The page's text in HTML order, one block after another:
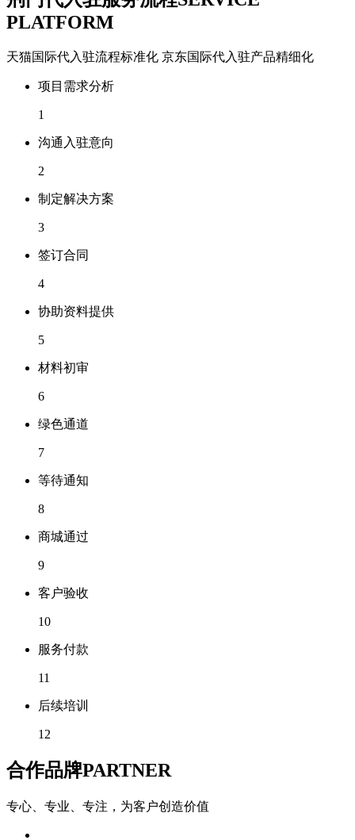
PLATFORM
天猫国际代入驻流程标准化 京东国际代入驻产品精细化
项目需求分析
1
沟通入驻意向
2
制定解决方案
3
签订合同
4
协助资料提供
5
材料初审
6
绿色通道
7
等待通知
8
商城通过
9
客户验收
10
服务付款
11
后续培训
12
合作品牌PARTNER
专心、专业、专注，为客户创造价值